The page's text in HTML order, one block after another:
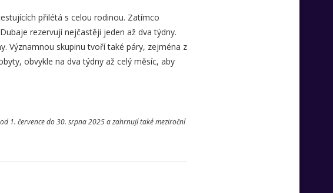
přilétá s celou rodinou. Zatímco
rezervují nejčastěji jeden až dva týdny.
Významnou skupinu tvoří také páry, zejména z
obvykle na dva týdny až celý měsíc, aby
1. července do 30. srpna 2025 a zahrnují také meziroční